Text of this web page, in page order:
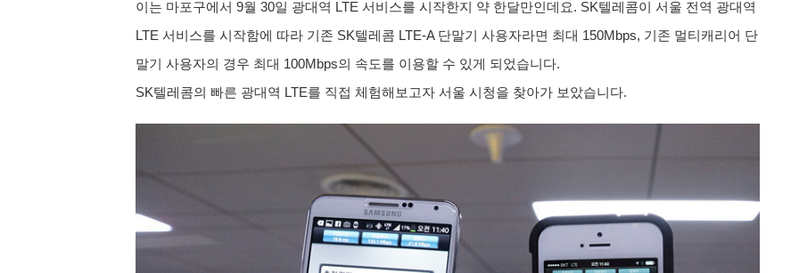
이는 마포구에서 9월 30일 광대역 LTE 서비스를 시작한지 약 한달만인데요. SK텔레콤이 서울 전역 광대역
LTE 서비스를 시작함에 따라 기존 SK텔레콤 LTE-A 단말기 사용자라면 최대 150Mbps, 기존 멀티캐리어 단
말기 사용자의 경우 최대 100Mbps의 속도를 이용할 수 있게 되었습니다.
SK텔레콤의 빠른 광대역 LTE를 직접 체험해보고자 서울 시청을 찾아가 보았습니다.